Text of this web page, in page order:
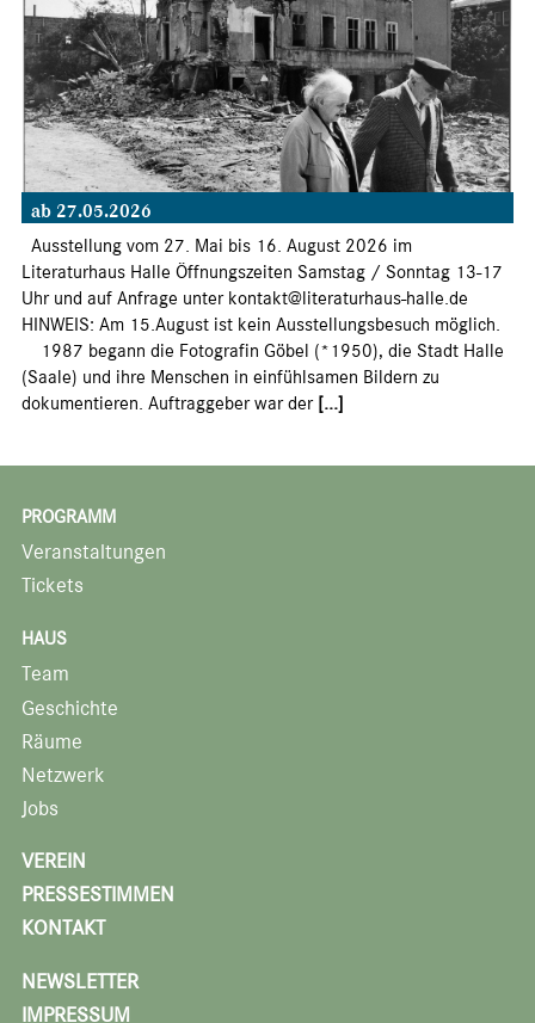
ab 27.05.2026
Ausstellung vom 27. Mai bis 16. August 2026 im
Literaturhaus Halle Öffnungszeiten Samstag / Sonntag 13-17
Uhr und auf Anfrage unter kontakt@literaturhaus-halle.de
HINWEIS: Am 15.August ist kein Ausstellungsbesuch möglich.
1987 begann die Fotografin Göbel (*1950), die Stadt Halle
(Saale) und ihre Menschen in einfühlsamen Bildern zu
dokumentieren. Auftraggeber war der [...]
PROGRAMM
Veranstaltungen
Tickets
HAUS
Team
Geschichte
Räume
Netzwerk
Jobs
VEREIN
PRESSESTIMMEN
KONTAKT
NEWSLETTER
IMPRESSUM